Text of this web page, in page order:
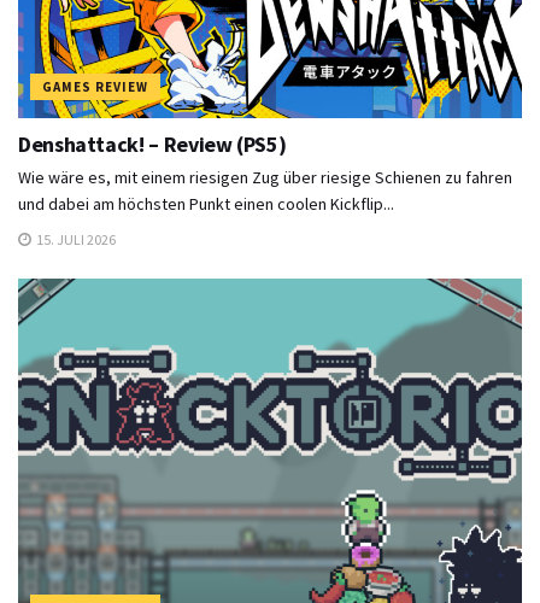
GAMES REVIEW
Denshattack! – Review (PS5)
Wie wäre es, mit einem riesigen Zug über riesige Schienen zu fahren
und dabei am höchsten Punkt einen coolen Kickflip...
15. JULI 2026